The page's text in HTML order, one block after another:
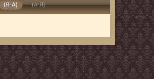
(Я-А) (А-Я)